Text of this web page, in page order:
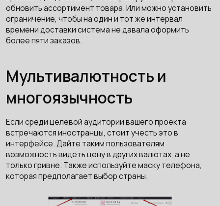
обновить ассортимент товара. Или можно установить
ограничение, чтобы на один и тот же интервал
времени доставки система не давала оформить
более пяти заказов.
Мультивалютность и
многоязычность
Если среди целевой аудитории вашего проекта
встречаются иностранцы, стоит учесть это в
интерфейсе. Дайте таким пользователям
возможность видеть цену в других валютах, а не
только гривне. Также используйте маску телефона,
которая предполагает выбор страны.